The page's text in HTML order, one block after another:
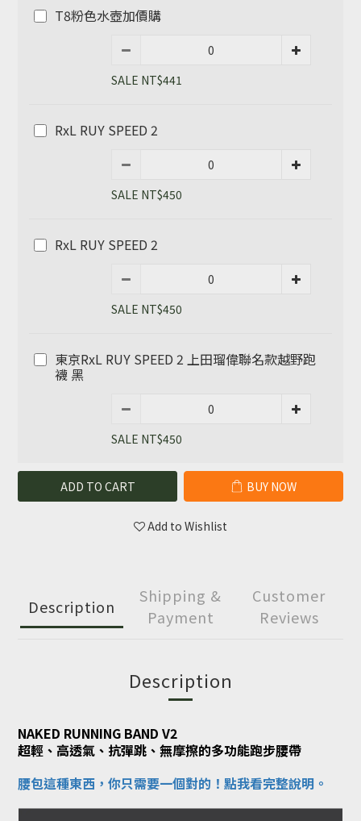
T8粉色水壺加價購
SALE NT$441
RxL RUY SPEED 2
SALE NT$450
RxL RUY SPEED 2
SALE NT$450
東京RxL RUY SPEED 2 上田瑠偉聯名款越野跑
襪 黑
SALE NT$450
ADD TO CART BUY NOW
Add to Wishlist
Description
Shipping &
Payment
Customer
Reviews
Description
NAKED RUNNING BAND V2
超輕、高透氣、抗彈跳、無摩擦的多功能跑步腰帶
腰包這種東西，你只需要一個對的！點我看完整說明。